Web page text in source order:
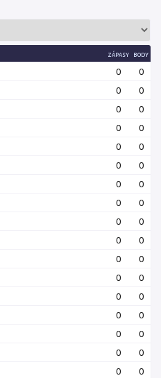
ZÁPASY BODY
0
0
0
0
0
0
0
0
0
0
0
0
0
0
0
0
0
0
0
0
0
0
0
0
0
0
0
0
0
0
0
0
0
0